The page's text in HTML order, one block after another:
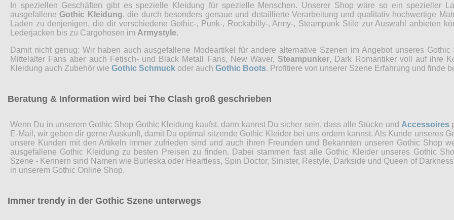
In speziellen Geschäften gibt es spezielle Kleidung für spezielle Menschen. Unserer Shop wäre so ein spezieller
ausgefallene Gothic Kleidung, die durch besonders genaue und detaillierte Verarbeitung und qualitativ hochwertige
Laden zu denjenigen, die dir verschiedene Gothic-, Punk-, Rockabilly-, Army-, Steampunk Stile zur Auswahl anbieten
Lederjacken bis zu Cargohosen im Armystyle.
Damit nicht genug: Wir haben auch ausgefallene Modeartikel für andere alternative Szenen im Angebot unseres
Mittelalter Fans aber auch Fetisch- und Black Metall Fans, New Waver, Steampunker, Dark Romantiker voll auf ihre
Kleidung auch Zubehör wie Gothic Schmuck oder auch Gothic Boots. Profitiere von unserer Szene Erfahrung und finde
Beratung & Information wird bei The Clash groß geschrieben
Wenn Du in unserem Gothic Shop Gothic Kleidung kaufst, dann kannst Du sicher sein, dass alle Stücke und Accessoires
E-Mail, wir geben dir gerne Auskunft, damit Du optimal sitzende Gothic Kleider bei uns ordern kannst. Als Kunde unseres
unsere Kunden mit den Artikeln immer zufrieden sind und auch ihren Freunden und Bekannten unseren Gothic Shop
ausgefallene Gothic Kleidung zu besten Preisen zu finden. Dabei stammen fast alle Gothic Kleider unseres Gothic
Szene - Kennern sind Namen wie Burleska oder Heartless, Spin Doctor, Sinister, Restyle, Darkside und Queen of
in unserem Gothic Online Shop.
Immer trendy in der Gothic Szene unterwegs